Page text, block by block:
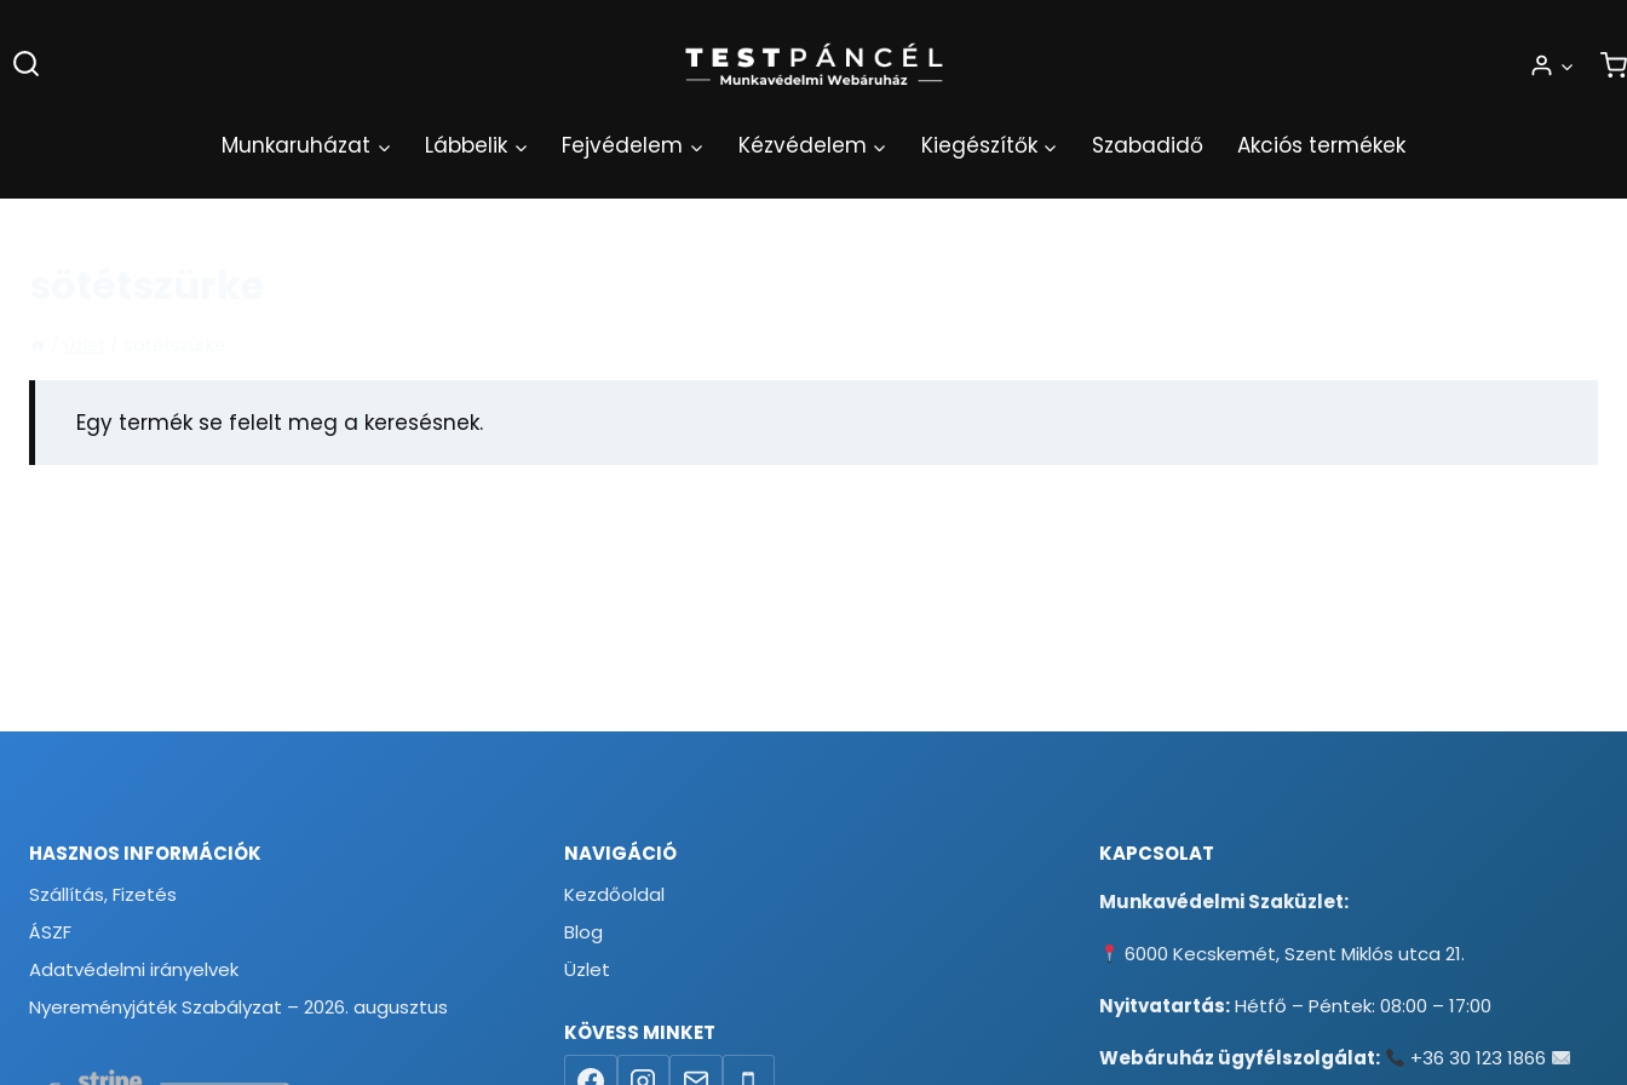
to
content
Munkaruházat Lábbelik Fejvédelem Kézvédelem Kiegészítők Szabadidő Akciós termékek
Egy termék se felelt meg a keresésnek.
HASZNOS INFORMÁCIÓK
Szállítás, Fizetés
ÁSZF
Adatvédelmi irányelvek
Nyereményjáték Szabályzat – 2026. augusztus
NAVIGÁCIÓ
Kezdőoldal
Blog
Üzlet
KÖVESS MINKET
KAPCSOLAT
Munkavédelmi Szaküzlet:
6000 Kecskemét, Szent Miklós utca 21.
Nyitvatartás:Hétfő – Péntek: 08:00 – 17:00
Webáruház ügyfélszolgálat:
+36 30 123 1866